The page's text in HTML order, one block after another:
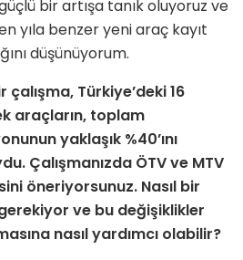
bir artışa tanık oluyoruz ve
yıla benzer yeni araç kayıt
düşünüyorum.
çalışma, Türkiye’deki 16
araçların, toplam
yaklaşık %40’ını
Çalışmanızda ÖTV ve MTV
öneriyorsunuz. Nasıl bir
ve bu değişiklikler
nasıl yardımcı olabilir?